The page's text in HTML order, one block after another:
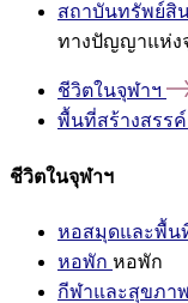
สถาบันทรัพย์สิ
ทางปัญญาแห่ง
ชีวิตในจุฬาฯ
พื้นที่สร้างสรรค์
ชีวิตในจุฬาฯ
หอสมุดและพื้น
หอพัก หอพัก
กีฬาและสุขภา